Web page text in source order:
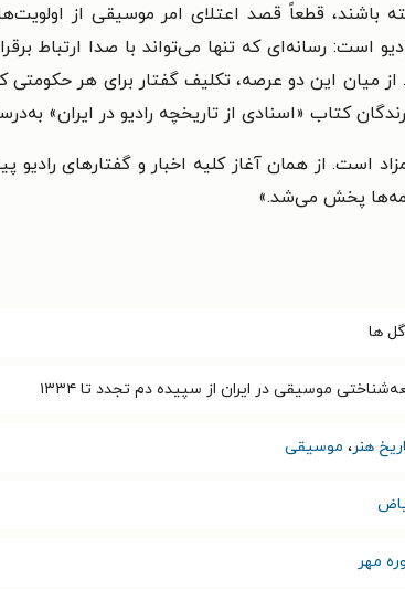
باشند، قطعاً قصد اعتلای امر موسیقی از
است: رسانه‌ای که تنها می‌تواند با صدا ارتباط
از میان این دو عرصه، تکلیف گفتار برای هر
کتاب «اسنادی از تاریخچه رادیو در ایران»
است. از همان آغاز کلیه اخبار و گفتارهای
پخش می‌شد.»
ها
موسیقی در ایران از سپیده دم تجدد تا ۱۳۳۴
هنر، موسیقی
مهر